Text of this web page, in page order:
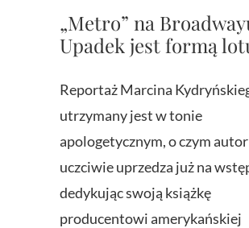
„Metro” na
Upadek jest formą
Reportaż Marcina
utrzymany jest w tonie
apologetycznym, o czym autor
uczciwie uprzedza już na
dedykując swoją książkę
producentowi amerykańskiej